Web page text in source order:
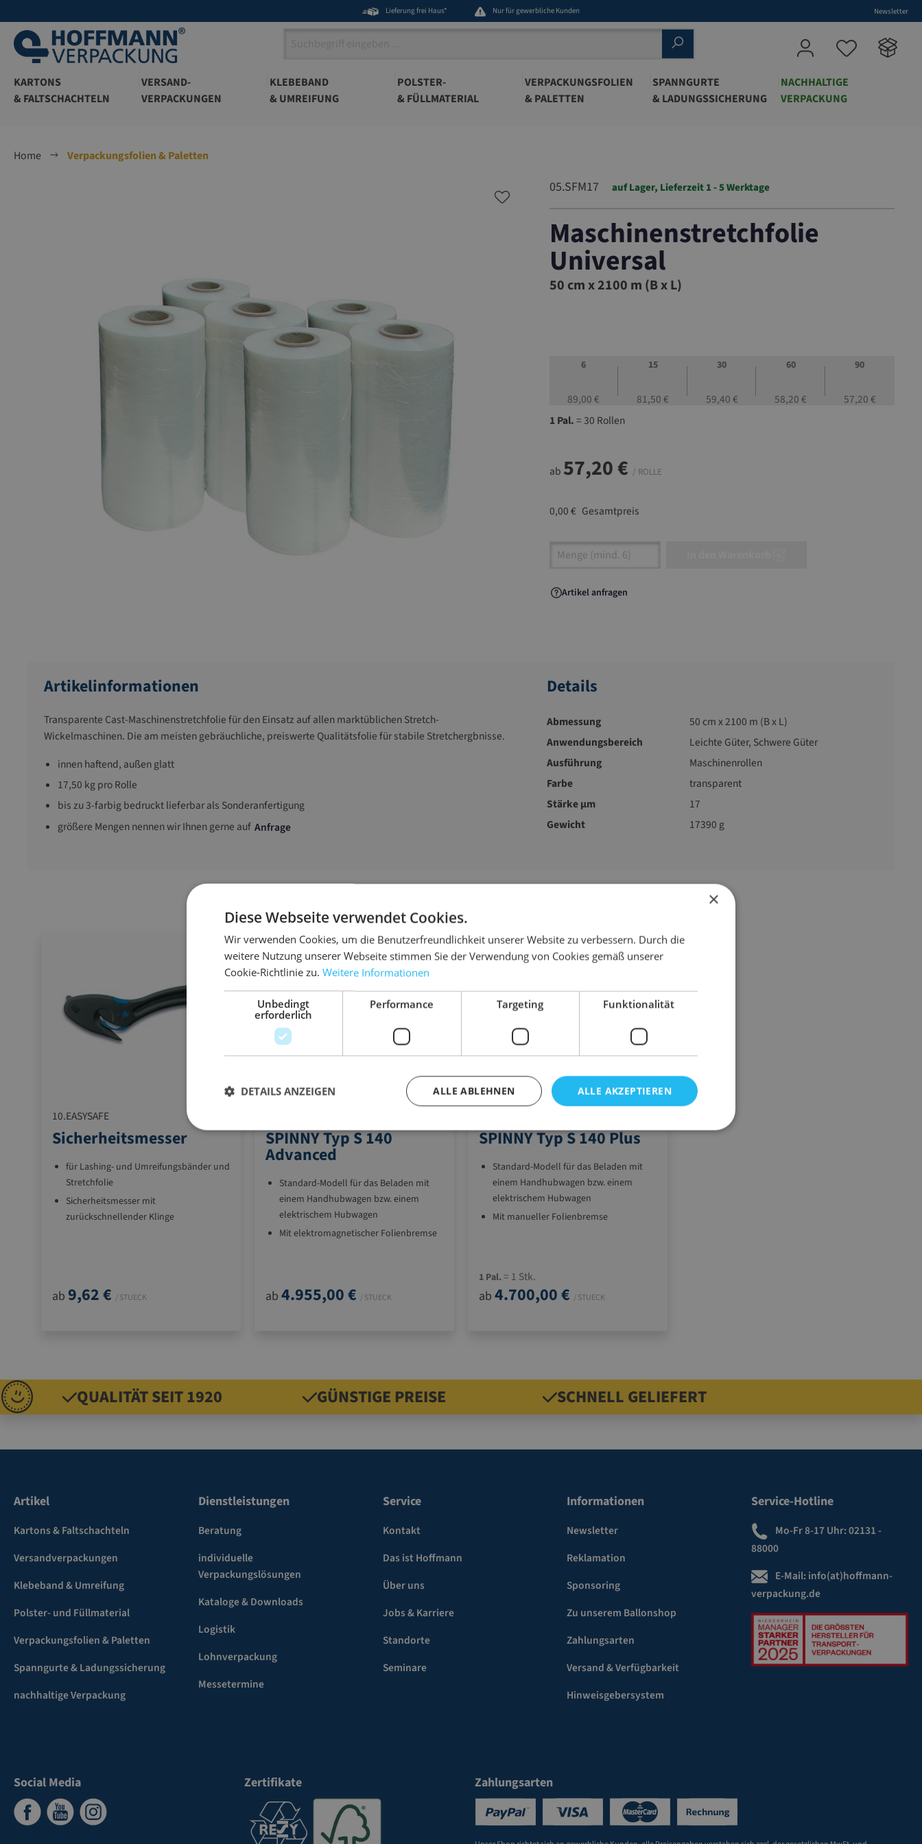
Lieferung frei Haus* Nur für gewerbliche Kunden Newsletter
KARTONS
& FALTSCHACHTELN
VERSAND-
VERPACKUNGEN
KLEBEBAND
& UMREIFUNG
POLSTER-
& FÜLLMATERIAL
VERPACKUNGSFOLIEN
& PALETTEN
SPANNGURTE
& LADUNGSSICHERUNG
NACHHALTIGE
VERPACKUNG
Home
Verpackungsfolien & Paletten
05.SFM17 auf Lager, Lieferzeit 1 - 5 Werktage
Maschinenstretchfolie
Universal
05.SFM17
50 cm x 2100 m (B x L)
6
89,00 €
15
81,50 €
30
59,40 €
60
58,20 €
90
57,20 €
1 Pal.= 30 Rollen
ab 57,20 € / ROLLE
0,00 € Gesamtpreis
Artikel Anzahl: Gib den gewünschten Wert ein oder
Artikel anfragen
Artikelinformationen
Transparente Cast-Maschinenstretchfolie für den Einsatz auf allen marktüblichen Stretch-
Wickelmaschinen. Die am meisten gebräuchliche, preiswerte Qualitätsfolie für stabile Stretchergbnisse.
innen haftend, außen glatt
17,50 kg pro Rolle
bis zu 3-farbig bedruckt lieferbar als Sonderanfertigung
größere Mengen nennen wir Ihnen gerne auf Anfrage
Details
Abmessung
50 cm x 2100 m (B x L)
Anwendungsbereich
Leichte Güter, Schwere Güter
Ausführung
Maschinenrollen
Farbe
transparent
Stärke µm
17
Gewicht
17390 g
Zubehör-Artikel
10.EASYSAFE
Sicherheitsmesser
für Lashing- und Umreifungsbänder und
Stretchfolie
Sicherheitsmesser mit
zurückschnellender Klinge
ab 9,62 € / STUECK
SPINNY Typ S 140
Advanced
Standard-Modell für das Beladen mit
einem Handhubwagen bzw. einem
elektrischem Hubwagen
Mit elektromagnetischer Folienbremse
ab 4.955,00 € / STUECK
SPINNY Typ S 140 Plus
Standard-Modell für das Beladen mit
einem Handhubwagen bzw. einem
elektrischem Hubwagen
Mit manueller Folienbremse
1 Pal. = 1 Stk.
ab 4.700,00 € / STUECK
QUALITÄT SEIT 1920 GÜNSTIGE PREISE SCHNELL GELIEFERT
Artikel
Kartons & Faltschachteln
Versandverpackungen
Klebeband & Umreifung
Polster- und Füllmaterial
Verpackungsfolien & Paletten
Spanngurte & Ladungssicherung
nachhaltige Verpackung
Dienstleistungen
Beratung
individuelle
Verpackungslösungen
Kataloge & Downloads
Logistik
Lohnverpackung
Messetermine
Service
Kontakt
Das ist Hoffmann
Über uns
Jobs & Karriere
Standorte
Seminare
Informationen
Newsletter
Reklamation
Sponsoring
Zu unserem Ballonshop
Zahlungsarten
Versand & Verfügbarkeit
Hinweisgebersystem
Service-Hotline
Mo-Fr 8-17 Uhr:02131 -
88000
E-Mail: info(at)hoffmann-
verpackung.de
Social Media Zertifikate Zahlungsarten
×
Diese Webseite verwendet Cookies.
Wir verwenden Cookies, um die Benutzerfreundlichkeit unserer Website zu verbessern. Durch die
weitere Nutzung unserer Webseite stimmen Sie der Verwendung von Cookies gemäß unserer
Cookie-Richtlinie zu. Weitere Informationen
Unbedingt
erforderlich
Performance Targeting Funktionalität
ALLE AKZEPTIEREN
ALLE ABLEHNEN
DETAILS ANZEIGEN